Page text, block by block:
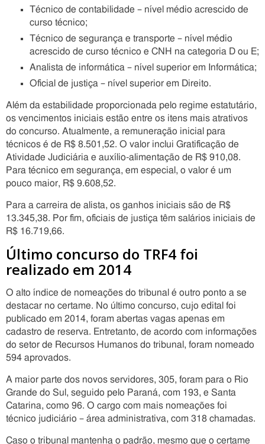
Técnico de contabilidade – nível médio acrescido de
curso técnico;
Técnico de segurança e transporte – nível médio
acrescido de curso técnico e CNH na categoria D ou E;
Analista de informática – nível superior em Informática;
Oficial de justiça – nível superior em Direito.
Além da estabilidade proporcionada pelo regime estatutário,
os vencimentos iniciais estão entre os itens mais atrativos
do concurso. Atualmente, a remuneração inicial para
técnicos é de R$ 8.501,52. O valor inclui Gratificação de
Atividade Judiciária e auxílio-alimentação de R$ 910,08.
Para técnico em segurança, em especial, o valor é um
pouco maior, R$ 9.608,52.
Para a carreira de alista, os ganhos iniciais são de R$
13.345,38. Por fim, oficiais de justiça têm salários iniciais de
R$ 16.719,66.
Último concurso do TRF4 foi
realizado em 2014
O alto índice de nomeações do tribunal é outro ponto a se
destacar no certame. No último concurso, cujo edital foi
publicado em 2014, foram abertas vagas apenas em
cadastro de reserva. Entretanto, de acordo com informações
do setor de Recursos Humanos do tribunal, foram nomeado
594 aprovados.
A maior parte dos novos servidores, 305, foram para o Rio
Grande do Sul, seguido pelo Paraná, com 193, e Santa
Catarina, como 96. O cargo com mais nomeações foi
técnico judiciário – área administrativa, com 318 chamadas.
Caso o tribunal mantenha o padrão, mesmo que o certame